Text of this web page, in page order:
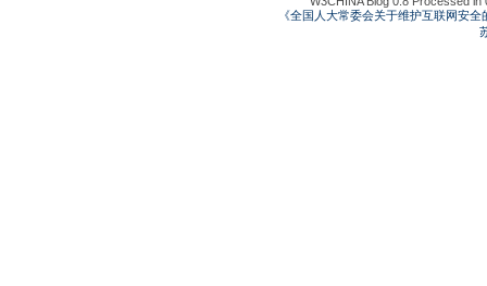
《全国人大常委会关于维护互联网安全